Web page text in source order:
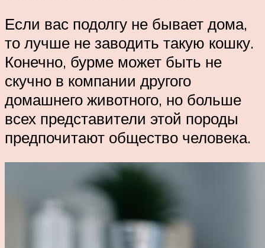
Если вас подолгу не бывает дома,
то лучше не заводить такую кошку.
Конечно, бурме может быть не
скучно в компании другого
домашнего животного, но больше
всех представители этой породы
предпочитают общество человека.